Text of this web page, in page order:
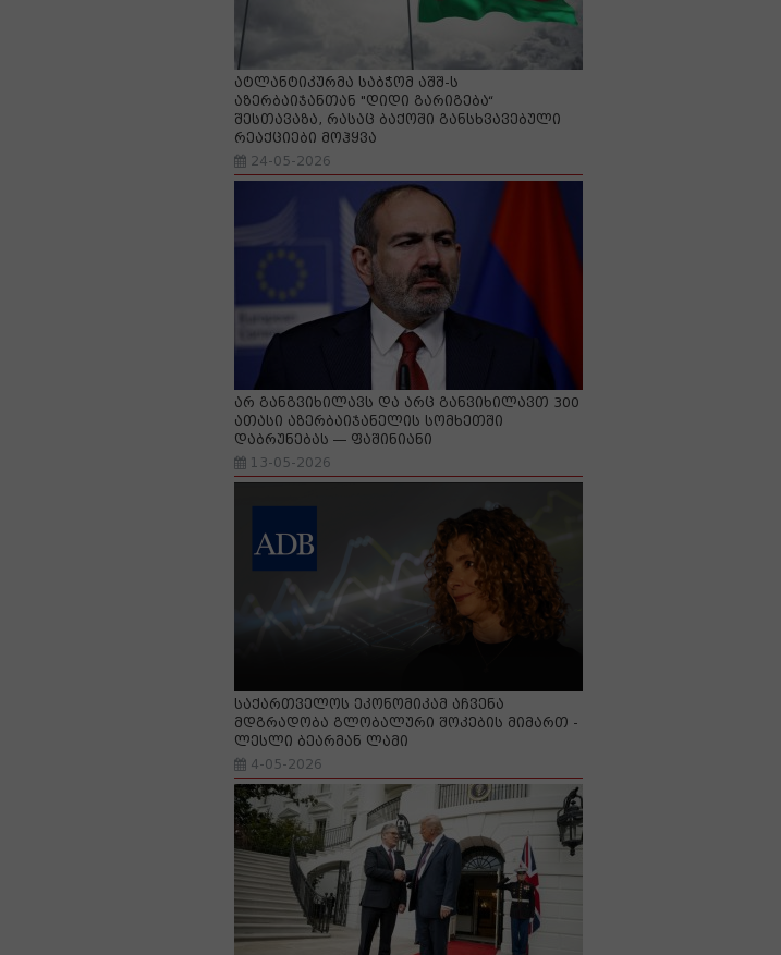
ატლანტიკურმა საბჭომ აშშ-ს
აზერბაიჯანთან "დიდი გარიგება“
შესთავაზა, რასაც ბაქოში განსხვავებული
რეაქციები მოჰყვა
24-05-2026
არ განგვიხილავს და არც განვიხილავთ 300
ათასი აზერბაიჯანელის სომხეთში
დაბრუნებას — ფაშინიანი
13-05-2026
საქართველოს ეკონომიკამ აჩვენა
მდგრადობა გლობალური შოკების მიმართ -
ლესლი ბეარმან ლამი
4-05-2026